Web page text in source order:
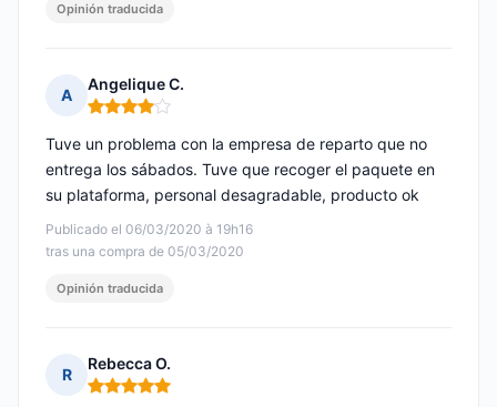
Opinión traducida
A
Angelique C.
Nota: 4 de 5
Publicado el 06/03/2020 à 19h16
tras una compra de 05/03/2020
Tuve un problema con la empresa de reparto que no
entrega los sábados. Tuve que recoger el paquete en
su plataforma, personal desagradable, producto ok
Opinión traducida
R
Rebecca O.
Nota: 5 de 5